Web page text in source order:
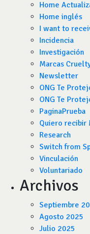
Home
Home inglés
I want to
Incidencia
Investigación
Marcas
Newsletter
ONG Te
ONG Te
PaginaPrueba
Quiero recibir
Research
Switch from
Vinculación
Voluntariado
Archivos
Septiembre
Agosto 2025
Julio 2025